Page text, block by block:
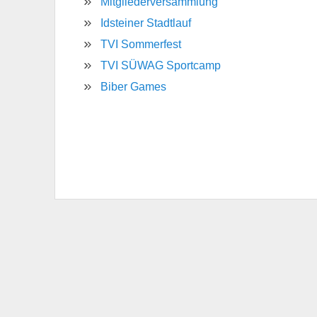
Idsteiner Stadtlauf
TVI Sommerfest
TVI SÜWAG Sportcamp
Biber Games